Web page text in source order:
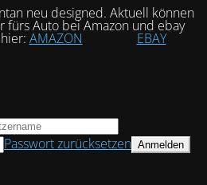
neu designed. Aktuell können
fürs Auto bei Amazon und ebay
AMAZON EBAY
Passwort zurücksetzen